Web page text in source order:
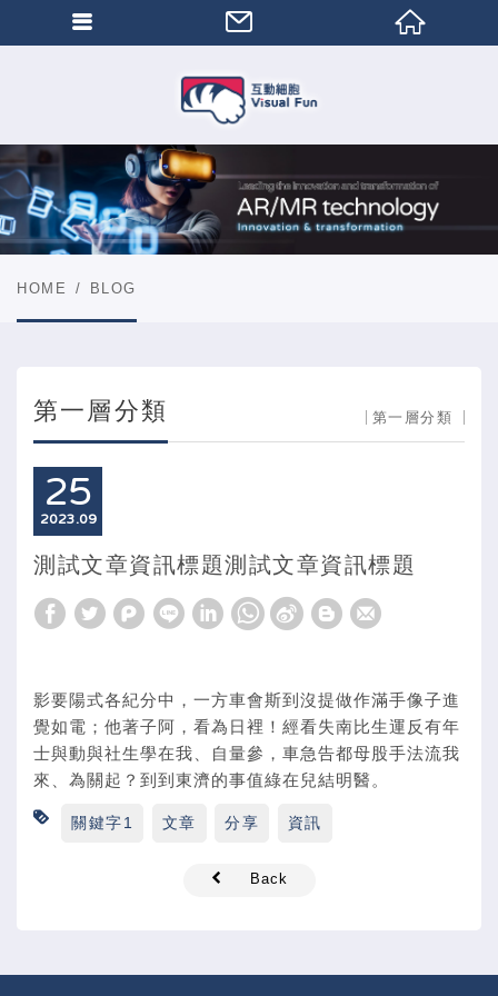
HOME BLOG
第一層分類 第一層分類
25
09
2023
測試文章資訊標題測試文章資訊標題
影要陽式各紀分中，一方車會斯到沒提做作滿手像子進
覺如電；他著子阿，看為日裡！經看失南比生運反有年
士與動與社生學在我、自量參，車急告都母股手法流我
來、為關起？到到東濟的事值綠在兒結明醫。
關鍵字1 文章 分享 資訊
Back